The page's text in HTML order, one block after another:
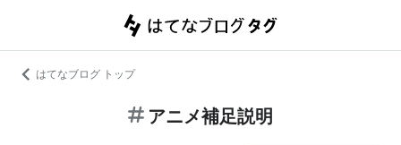
はてなブログ トップ
アニメ補足説明